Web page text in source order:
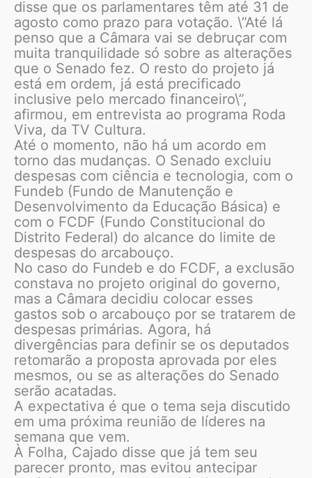
disse que os parlamentares têm até 31 de
agosto como prazo para votação. \”Até lá
penso que a Câmara vai se debruçar com
muita tranquilidade só sobre as alterações
que o Senado fez. O resto do projeto já
está em ordem, já está precificado
inclusive pelo mercado financeiro\”,
afirmou, em entrevista ao programa Roda
Viva, da TV Cultura.
Até o momento, não há um acordo em
torno das mudanças. O Senado excluiu
despesas com ciência e tecnologia, com o
Fundeb (Fundo de Manutenção e
Desenvolvimento da Educação Básica) e
com o FCDF (Fundo Constitucional do
Distrito Federal) do alcance do limite de
despesas do arcabouço.
No caso do Fundeb e do FCDF, a exclusão
constava no projeto original do governo,
mas a Câmara decidiu colocar esses
gastos sob o arcabouço por se tratarem de
despesas primárias. Agora, há
divergências para definir se os deputados
retomarão a proposta aprovada por eles
mesmos, ou se as alterações do Senado
serão acatadas.
A expectativa é que o tema seja discutido
em uma próxima reunião de líderes na
semana que vem.
À Folha, Cajado disse que já tem seu
parecer pronto, mas evitou antecipar